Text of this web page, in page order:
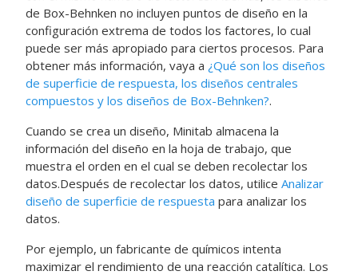
de Box-Behnken no incluyen puntos de diseño en la
configuración extrema de todos los factores, lo cual
puede ser más apropiado para ciertos procesos. Para
obtener más información, vaya a ¿Qué son los diseños
de superficie de respuesta, los diseños centrales
compuestos y los diseños de Box-Behnken?.
Cuando se crea un diseño, Minitab almacena la
información del diseño en la hoja de trabajo, que
muestra el orden en el cual se deben recolectar los
datos.Después de recolectar los datos, utilice Analizar
diseño de superficie de respuesta para analizar los
datos.
Por ejemplo, un fabricante de químicos intenta
maximizar el rendimiento de una reacción catalítica. Los